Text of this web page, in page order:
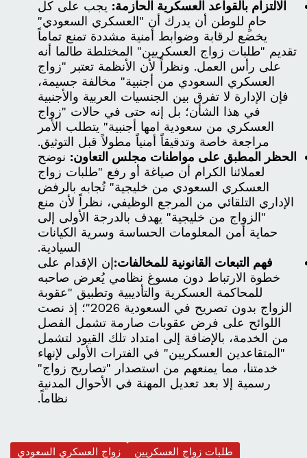
الالتزام بالقواعد العسكرية الحازمة: يجب على كل
حامٍ للوطن أن يدرك أن "العسكري السعودي"
يخضع لرقابة وضوابط أمنية مشددة تمنع تماماً
تقديم "طلبات زواج العسكريين" المختلطة طالما أنه
على رأس العمل. ونظراً لأن الأنظمة تعتبر "زواج
العسكري السعودي من أجنبية" مخالفة جسيمة،
فإن الإدارة لا تفرق بين الجنسيات العربية والأجنبية
في هذا الشأن؛ بل إنه حتى في حالات "زواج
العسكري من سعودية امها أجنبية" يتطلب الأمر
مراجعة خاصة وتدقيقاً أمنياً مطولاً قبل التوثيق.
الحظر المطبق على مواطنات مجلس التعاون: نوضح
لعملائنا الكرام أن صياغة أو رفع "طلبات زواج
العسكري السعودي من خليجية" تُجابه بالرفض
الإداري التلقائي من المرجع الوظيفي، نظراً لأن منع
"الزواج من خليجية" يهدف بالدرجة الأولى إلى
حماية أمن المعلومات الحساسة وسرية الكيانات
السيادية.
فهم التبعات القانونية للمخالفات:إن الإقدام على
خطوة الارتباط دون مسوغ نظامي يُعرض صاحبه
للمحاكمة العسكرية والتأديبية وتطبيق "عقوبة
الزواج بدون تصريح في السعودية 2026"؛ إذ نصت
اللوائح على فرض عقوبات صارمة تشمل الفصل
من الخدمة، بالإضافة إلى امتداد تلك القيود لتشمل
"المتقاعدين العسكريين" في الفترات الأولى لإنهاء
خدمتنا، مما يمنعهم من استصدار "تصاريح زواج"
رسمية إلا بعد تعديل المهنة في الأحوال المدنية
نظاماً.
زواج العسكري السعودي
طلبات زواج العسكريين